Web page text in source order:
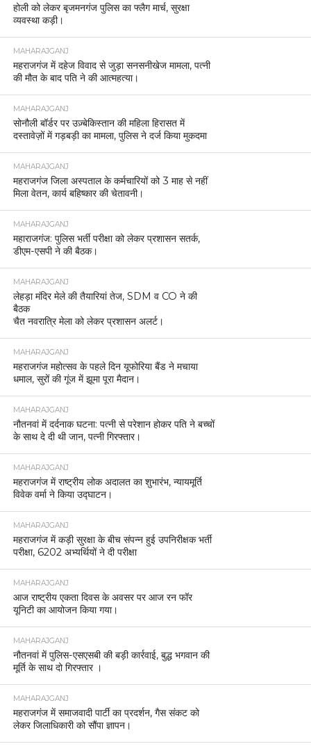
होली को लेकर बृजमनगंज पुलिस का फ्लैग मार्च, सुरक्षा
व्यवस्था कड़ी।
MAHARAJGANJ
महराजगंज में दहेज विवाद से जुड़ा सनसनीखेज मामला, पत्नी
की मौत के बाद पति ने की आत्महत्या।
MAHARAJGANJ
सोनौली बॉर्डर पर उज़्बेकिस्तान की महिला हिरासत में
दस्तावेज़ों में गड़बड़ी का मामला, पुलिस ने दर्ज किया मुकदमा
MAHARAJGANJ
महराजगंज जिला अस्पताल के कर्मचारियों को 3 माह से नहीं
मिला वेतन, कार्य बहिष्कार की चेतावनी।
MAHARAJGANJ
महाराजगंज: पुलिस भर्ती परीक्षा को लेकर प्रशासन सतर्क,
डीएम-एसपी ने की बैठक।
MAHARAJGANJ
लेहड़ा मंदिर मेले की तैयारियां तेज, SDM व CO ने की
बैठक
चैत नवरात्रि मेला को लेकर प्रशासन अलर्ट।
MAHARAJGANJ
महराजगंज महोत्सव के पहले दिन यूफोरिया बैंड ने मचाया
धमाल, सुरों की गूंज में झूमा पूरा मैदान।
MAHARAJGANJ
नौतनवां में दर्दनाक घटना: पत्नी से परेशान होकर पति ने बच्चों
के साथ दे दी थी जान, पत्नी गिरफ्तार।
MAHARAJGANJ
महराजगंज में राष्ट्रीय लोक अदालत का शुभारंभ, न्यायमूर्ति
विवेक वर्मा ने किया उद्घाटन।
MAHARAJGANJ
महराजगंज में कड़ी सुरक्षा के बीच संपन्न हुई उपनिरीक्षक भर्ती
परीक्षा, 6202 अभ्यर्थियों ने दी परीक्षा
MAHARAJGANJ
आज राष्ट्रीय एकता दिवस के अवसर पर आज रन फॉर
यूनिटी का आयोजन किया गया।
MAHARAJGANJ
नौतनवां में पुलिस-एसएसबी की बड़ी कार्रवाई, बुद्ध भगवान की
मूर्ति के साथ दो गिरफ्तार ।
MAHARAJGANJ
महराजगंज में समाजवादी पार्टी का प्रदर्शन, गैस संकट को
लेकर जिलाधिकारी को सौंपा ज्ञापन।